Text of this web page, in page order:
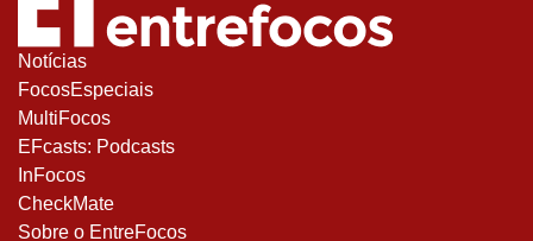
Notícias
FocosEspeciais
MultiFocos
EFcasts: Podcasts
InFocos
CheckMate
Sobre o EntreFocos